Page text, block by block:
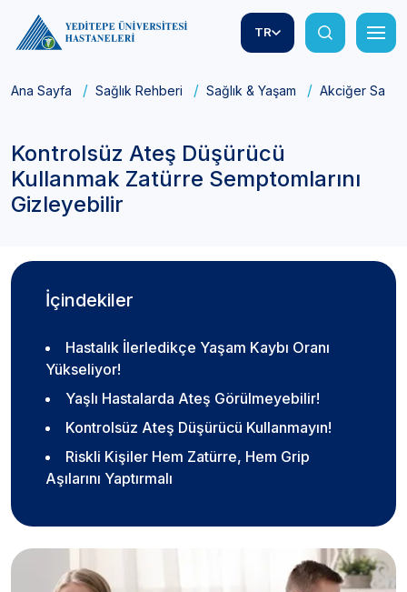
TR
Ana Sayfa Sağlık Rehberi Sağlık & Yaşam Akciğer
Kontrolsüz Ateş Düşürücü
Kullanmak Zatürre Semptomlarını
Gizleyebilir
İçindekiler
Hastalık İlerledikçe Yaşam Kaybı Oranı
Yükseliyor!
Yaşlı Hastalarda Ateş Görülmeyebilir!
Kontrolsüz Ateş Düşürücü Kullanmayın!
Riskli Kişiler Hem Zatürre, Hem Grip
Aşılarını Yaptırmalı